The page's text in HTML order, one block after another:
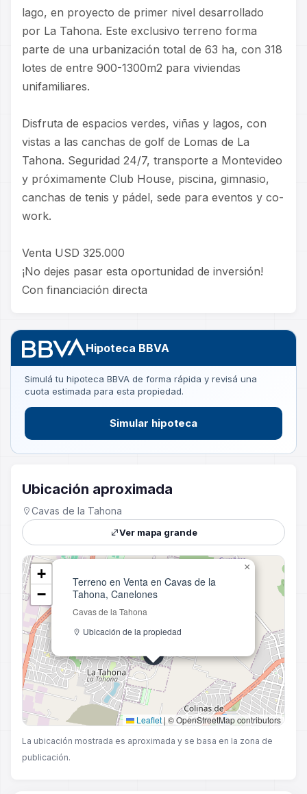
lago, en proyecto de primer nivel desarrollado
por La Tahona. Este exclusivo terreno forma
parte de una urbanización total de 63 ha, con 318
lotes de entre 900-1300m2 para viviendas
unifamiliares.
Disfruta de espacios verdes, viñas y lagos, con
vistas a las canchas de golf de Lomas de La
Tahona. Seguridad 24/7, transporte a Montevideo
y próximamente Club House, piscina, gimnasio,
canchas de tenis y pádel, sede para eventos y co-
work.
Venta USD 325.000
¡No dejes pasar esta oportunidad de inversión!
Con financiación directa
Hipoteca BBVA
Simulá tu hipoteca BBVA de forma rápida y revisá una
cuota estimada para esta propiedad.
Simular hipoteca
Ubicación aproximada
Cavas de la Tahona
Ver mapa grande
Terreno en Venta en Cavas de la
Tahona, Canelones
Cavas de la Tahona
Ubicación de la propiedad
×
+
−
Leaflet | © OpenStreetMap contributors
La ubicación mostrada es aproximada y se basa en la zona de
publicación.